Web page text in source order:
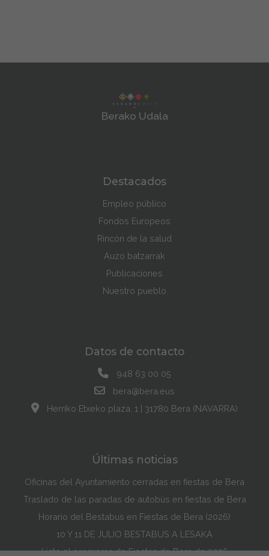
Berako Udala
Destacados
Empleo público
Fondos Europeos
Rincón de la salud
Auzo batzarrak
Publicaciones
Nuestro pueblo
Datos de contacto
948 63 00 05
bera@bera.eus
Herriko Etxeko plaza, 1 | 31780 Bera (NAVARRA)
Últimas noticias
Oficinas del Ayuntamiento cerradas en fiestas de Bera
Traslado de las paradas de autobús en fiestas de Bera
Horario del Bestabus en Fiestas de Bera (2026)
10 Y 11 DE JULIO BESTABUS A LESAKA
Listo el programa de Fiestas de Bera de 2026